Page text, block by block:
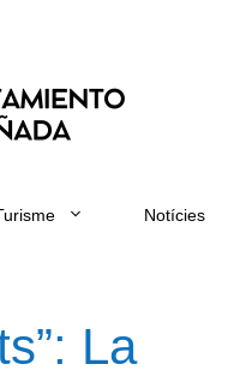
Notícies
La